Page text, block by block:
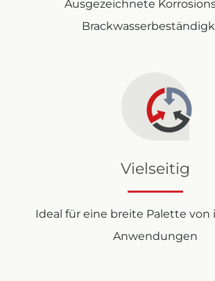
Ausgezeichnete
Vielseitig
Ideal für eine breite Palette von
Anwendungen